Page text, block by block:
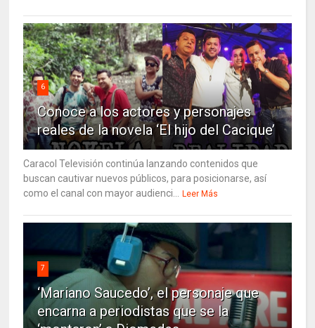
6
Conoce a los actores y personajes
reales de la novela ‘El hijo del Cacique’
Caracol Televisión continúa lanzando contenidos que
buscan cautivar nuevos públicos, para posicionarse, así
como el canal con mayor audienci...
Leer Más
7
‘Mariano Saucedo’, el personaje que
encarna a periodistas que se la